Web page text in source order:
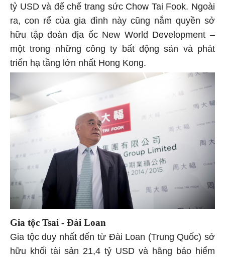
tỷ USD và đế chế trang sức Chow Tai Fook. Ngoài
ra, con rể của gia đình này cũng nắm quyền sở
hữu tập đoàn địa ốc New World Development –
một trong những công ty bất động sản và phát
triển hạ tầng lớn nhất Hong Kong.
Gia tộc Tsai - Đài Loan
Gia tộc duy nhất đến từ Đài Loan (Trung Quốc) sở
hữu khối tài sản 21,4 tỷ USD và hãng bảo hiểm